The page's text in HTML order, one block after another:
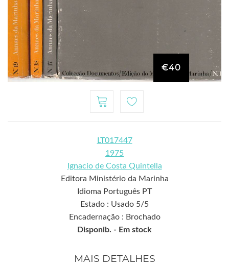
€40
LT017447
1975
Ignacio de Costa Quintella
Editora Ministério da Marinha
Idioma Português PT
Estado : Usado 5/5
Encadernação : Brochado
Disponib. - Em stock
MAIS DETALHES